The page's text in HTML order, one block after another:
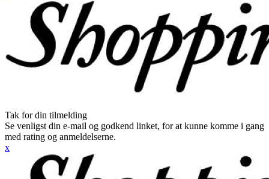
Tak for din tilmelding
Se venligst din e-mail og godkend linket, for at kunne komme i gang
med rating og anmeldelserne.
x